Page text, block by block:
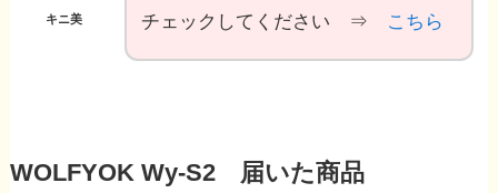
キニ美
チェックしてください ⇒ こちら
WOLFYOK Wy-S2 届いた商品